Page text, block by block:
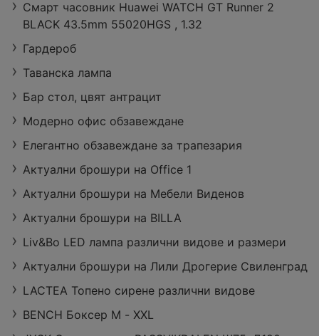
Смарт часовник Huawei WATCH GT Runner 2
BLACK 43.5mm 55020HGS , 1.32
Гардероб
Таванска лампа
Бар стол, цвят антрацит
Модерно офис обзавеждане
Елегантно обзавеждане за трапезария
Актуални брошури на Office 1
Актуални брошури на Мебели Виденов
Актуални брошури на BILLA
Liv&Bo LED лампа различни видове и размери
Актуални брошури на Лили Дрогерие Свиленград
LACTEA Топено сирене различни видове
BENCH Боксер M - XXL